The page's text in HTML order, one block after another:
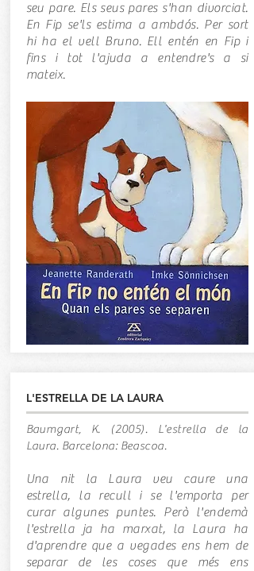
seu pare. Els seus pares s'han divorciat.
En Fip se'ls estima a ambdós. Per sort
hi ha el vell Bruno. Ell entén en Fip i
fins i tot l'ajuda a entendre's a si
mateix.
L'ESTRELLA DE LA LAURA
Baumgart, K. (2005). L'estrella de la
Laura. Barcelona: Beascoa.
Una nit la Laura veu caure una
estrella, la recull i se l'emporta per
curar algunes puntes. Però l'endemà
l'estrella ja ha marxat, la Laura ha
d'aprendre que a vegades ens hem de
separar de les coses que més ens